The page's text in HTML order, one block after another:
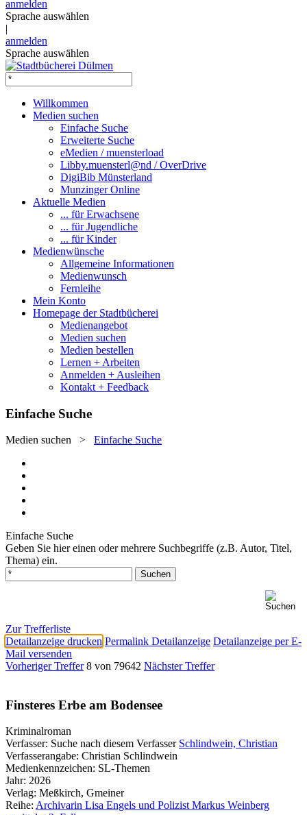
anmelden
Sprache auswählen
|
anmelden
Sprache auswählen
Willkommen
Medien suchen
Einfache Suche
Erweiterte Suche
eMedien / muensterload
Libby.muensterl@nd / OverDrive
DigiBib Münsterland
Munzinger Online
Aktuelle Medien
... für Erwachsene
... für Jugendliche
... für Kinder
Medienwünsche
Allgemeine Informationen
Medienwunsch
Fernleihe
Mein Konto
Homepage der Stadtbücherei
Medienangebot
Medien suchen
Medien bestellen
Lernen + Arbeiten
Anmelden + Ausleihen
Kontakt + Feedback
Einfache Suche
Medien suchen > Einfache Suche
Einfache Suche
Geben Sie hier einen oder mehrere Suchbegriffe (z.B. Autor, Titel,
Thema) ein.
Zur Trefferliste
Detailanzeige drucken Permalink Detailanzeige Detailanzeige per E-
Mail versenden
Vorheriger Treffer 8 von 79642 Nächster Treffer
Finsteres Erbe am Bodensee
Kriminalroman
Verfasser: Suche nach diesem Verfasser Schlindwein, Christian
Verfasserangabe: Christian Schlindwein
Medienkennzeichen: SL-Themen
Jahr: 2026
Verlag: Meßkirch, Gmeiner
Reihe: Archivarin Lisa Engels und Polizist Markus Weinberg